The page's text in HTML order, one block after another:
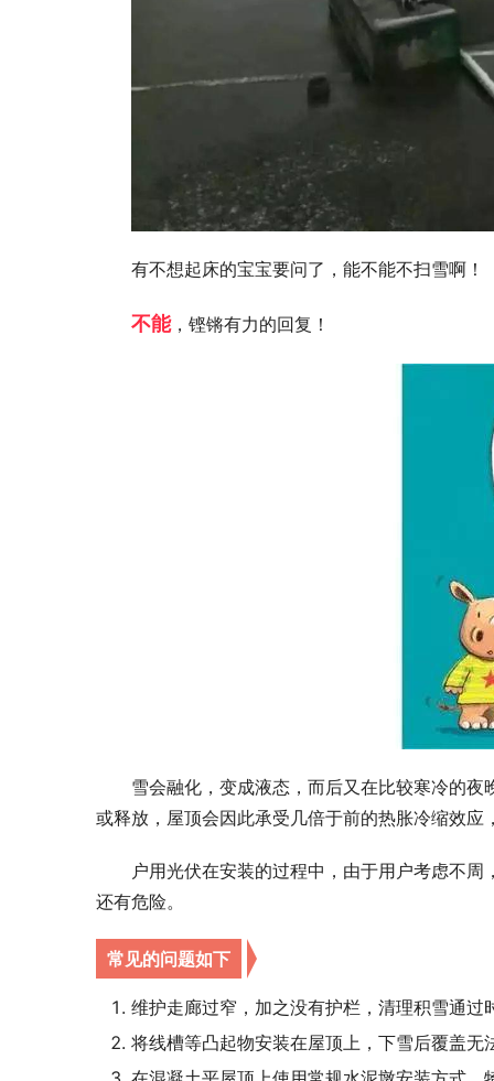
有不想起床的宝宝要问了，能不能不扫雪啊！
不能，铿锵有力的回复！
雪会融化，变成液态，而后又在比较寒冷的夜
或释放，屋顶会因此承受几倍于前的热胀冷缩效应
户用光伏在安装的过程中，由于用户考虑不
还有危险。
常见的问题如下
维护走廊过窄，加之没有护栏，清理积雪通过
将线槽等凸起物安装在屋顶上，下雪后覆盖无